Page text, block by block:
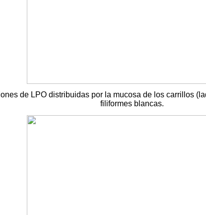
de LPO distribuidas por la mucosa de los carrillos
filiformes blancas.